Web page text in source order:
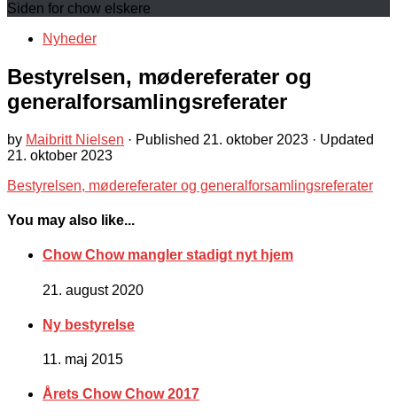
Siden for chow elskere
Nyheder
Bestyrelsen, mødereferater og
generalforsamlingsreferater
by Maibritt Nielsen · Published 21. oktober 2023 · Updated
21. oktober 2023
Bestyrelsen, mødereferater og generalforsamlingsreferater
You may also like...
Chow Chow mangler stadigt nyt hjem
21. august 2020
Ny bestyrelse
11. maj 2015
Årets Chow Chow 2017